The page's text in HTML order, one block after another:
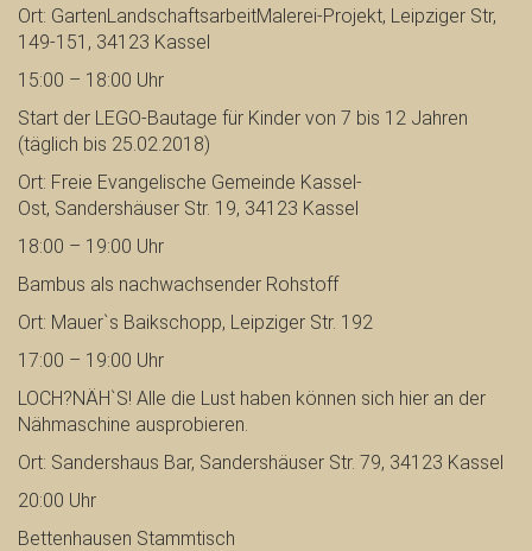
Ort: GartenLandschaftsarbeitMalerei-Projekt, Leipziger Str,
149-151, 34123 Kassel
15:00 – 18:00 Uhr
Start der LEGO-Bautage für Kinder von 7 bis 12 Jahren
(täglich bis 25.02.2018)
Ort: Freie Evangelische Gemeinde Kassel-
Ost, Sandershäuser Str. 19, 34123 Kassel
18:00 – 19:00 Uhr
Bambus als nachwachsender Rohstoff
Ort: Mauer`s Baikschopp, Leipziger Str. 192
17:00 – 19:00 Uhr
LOCH?NÄH`S! Alle die Lust haben können sich hier an der
Nähmaschine ausprobieren.
Ort: Sandershaus Bar, Sandershäuser Str. 79, 34123 Kassel
20:00 Uhr
Bettenhausen Stammtisch